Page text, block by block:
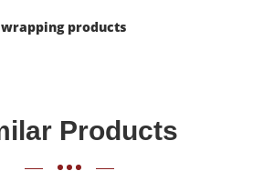
products
Products